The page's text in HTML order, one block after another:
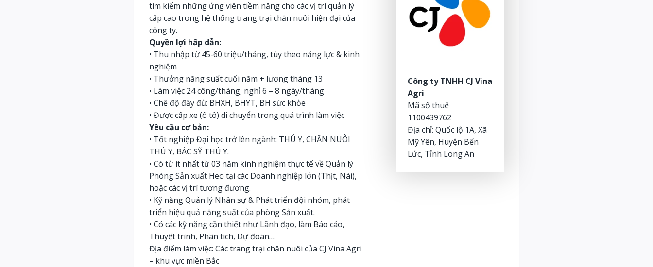
tìm kiếm những ứng viên tiềm năng cho các vị trí quản lý
cấp cao trong hệ thống trang trại chăn nuôi hiện đại của
công ty.
Quyền lợi hấp dẫn:
• Thu nhập từ 45-60 triệu/tháng, tùy theo năng lực & kinh
nghiệm
• Thưởng năng suất cuối năm + lương tháng 13
• Làm việc 24 công/tháng, nghỉ 6 – 8 ngày/tháng
• Chế độ đầy đủ: BHXH, BHYT, BH sức khỏe
• Được cấp xe (ô tô) di chuyển trong quá trình làm việc
Yêu cầu cơ bản:
• Tốt nghiệp Đại học trở lên ngành: THÚ Y, CHĂN NUÔI
THÚ Y, BÁC SỸ THÚ Y.
• Có từ ít nhất từ 03 năm kinh nghiệm thực tế về Quản lý
Phòng Sản xuất Heo tại các Doanh nghiệp lớn (Thịt, Nái),
hoặc các vị trí tương đương.
• Kỹ năng Quản lý Nhân sự & Phát triển đội nhóm, phát
triển hiệu quả năng suất của phòng Sản xuất.
• Có các kỹ năng cần thiết như Lãnh đạo, làm Báo cáo,
Thuyết trình, Phân tích, Dự đoán…
Địa điểm làm việc: Các trang trại chăn nuôi của CJ Vina Agri
– khu vực miền Bắc
Công ty TNHH CJ Vina
Agri
Mã số thuế
1100439762
Địa chỉ: Quốc lộ 1A, Xã
Mỹ Yên, Huyện Bến
Lức, Tỉnh Long An